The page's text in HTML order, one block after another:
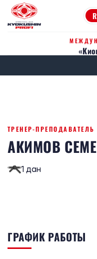
ТРЕНЕР-ПРЕПОДАВАТЕЛЬ
АКИМОВ
1 дан
ГРАФИК РАБОТЫ